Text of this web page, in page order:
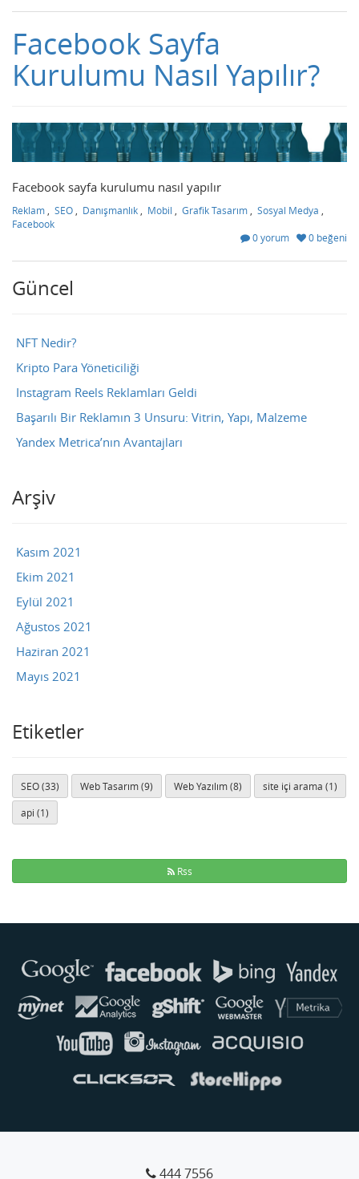
Facebook Sayfa
Kurulumu Nasıl Yapılır?
Facebook sayfa kurulumu nasıl yapılır
Reklam SEO Danışmanlık Mobil Grafik Tasarım Sosyal Medya
Facebook
0 yorum
0 beğeni
Güncel
NFT Nedir?
Kripto Para Yöneticiliği
Instagram Reels Reklamları Geldi
Başarılı Bir Reklamın 3 Unsuru: Vitrin, Yapı, Malzeme
Yandex Metrica’nın Avantajları
Arşiv
Kasım 2021
Ekim 2021
Eylül 2021
Ağustos 2021
Haziran 2021
Mayıs 2021
Etiketler
SEO (33) Web Tasarım (9) Web Yazılım (8) site içi arama (1)
api (1)
Rss
444 7556
Genellikle anında yanıt verir